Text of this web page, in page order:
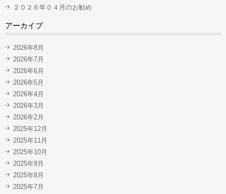
２０２６年０４月のお勧め
アーカイブ
2026年8月
2026年7月
2026年6月
2026年5月
2026年4月
2026年3月
2026年2月
2025年12月
2025年11月
2025年10月
2025年9月
2025年8月
2025年7月